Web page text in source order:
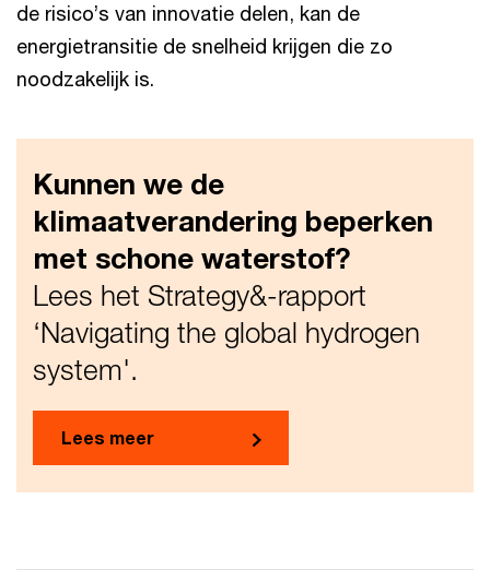
de risico’s van innovatie delen, kan de
energietransitie de snelheid krijgen die zo
noodzakelijk is.
Kunnen we de
klimaatverandering beperken
met schone waterstof?
Lees het Strategy&-rapport
‘Navigating the global hydrogen
system'.
Lees meer